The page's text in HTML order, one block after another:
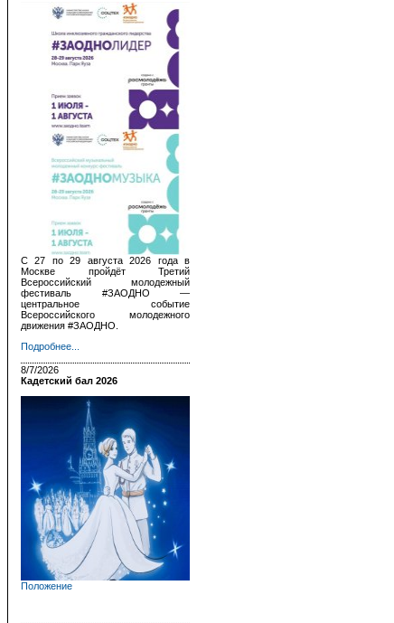
С 27 по 29 августа 2026 года в
Москве пройдёт Третий
Всероссийский молодежный
фестиваль #ЗАОДНО —
центральное событие
Всероссийского молодежного
движения #ЗАОДНО.
Подробнее...
8/7/2026
Кадетский бал 2026
Положение